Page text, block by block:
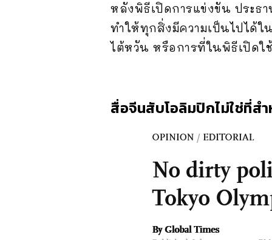
หลังพิธีเปิดการแข่งขัน ประ
ทำให้ทุกสิ่งมีความเป็นไปได้ใ
ไต้หวัน หรือการที่ในพิธีเปิดใ
สื่อจีนสับโอลิมปิกไม่ใช่ที่ส